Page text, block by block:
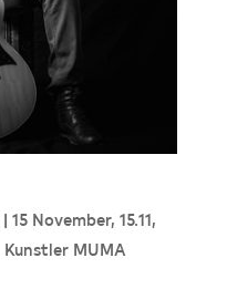
| 15 November, 15.11,
Kunstler MUMA